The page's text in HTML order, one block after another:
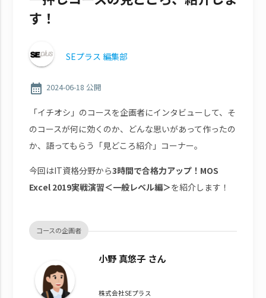
す！
SEプラス 編集部
calendar_month 2024-06-18 公開
「イチオシ」のコースを企画者にインタビューして、そ
のコースが何に効くのか、どんな思いがあって作ったの
か、語ってもらう「見どころ紹介」コーナー。
今回はIT資格分野から3時間で合格力アップ！MOS
Excel 2019実戦演習＜一般レベル編＞を紹介します！
コースの企画者
小野 真悠子 さん
株式会社SEプラス